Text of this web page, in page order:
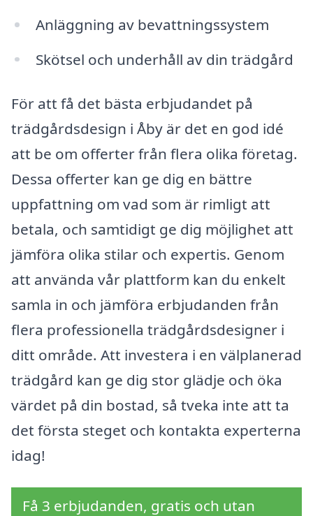
Anläggning av bevattningssystem
Skötsel och underhåll av din trädgård
För att få det bästa erbjudandet på
trädgårdsdesign i Åby är det en god idé
att be om offerter från flera olika företag.
Dessa offerter kan ge dig en bättre
uppfattning om vad som är rimligt att
betala, och samtidigt ge dig möjlighet att
jämföra olika stilar och expertis. Genom
att använda vår plattform kan du enkelt
samla in och jämföra erbjudanden från
flera professionella trädgårdsdesigner i
ditt område. Att investera i en välplanerad
trädgård kan ge dig stor glädje och öka
värdet på din bostad, så tveka inte att ta
det första steget och kontakta experterna
idag!
Få 3 erbjudanden, gratis och utan